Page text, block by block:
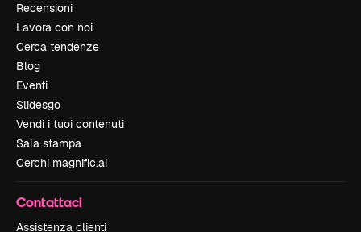
Recensioni
Lavora con noi
Cerca tendenze
Blog
Eventi
Slidesgo
Vendi i tuoi contenuti
Sala stampa
Cerchi magnific.ai
Contattaci
Assistenza clienti